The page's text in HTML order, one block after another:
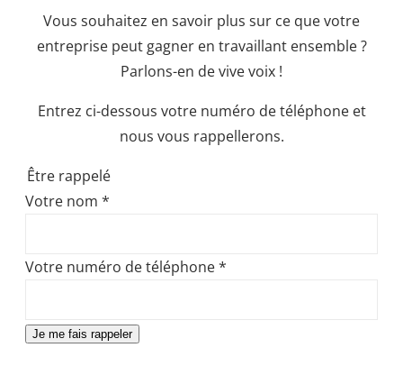
Vous souhaitez en savoir plus sur ce que votre
entreprise peut gagner en travaillant ensemble ?
Parlons-en de vive voix !
Entrez ci-dessous votre numéro de téléphone et
nous vous rappellerons.
Être rappelé
Votre nom *
Votre numéro de téléphone*
Je me fais rappeler